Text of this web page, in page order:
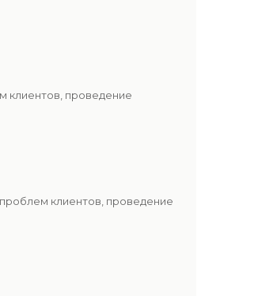
клиентов, проведение
клиентов, проведение